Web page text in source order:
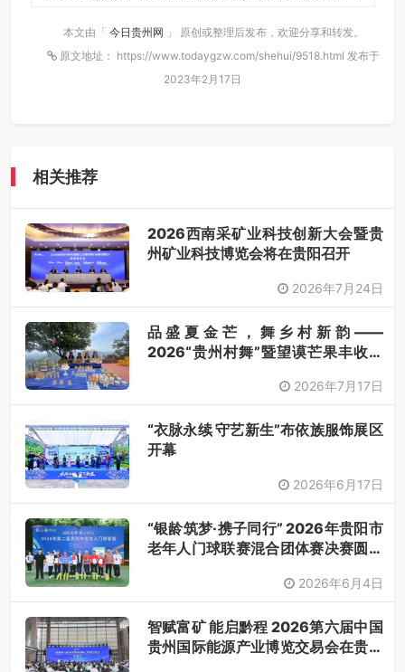
本文由「 今日贵州网 」 原创或整理后发布，欢迎分享和转发。
原文地址： https://www.todaygzw.com/shehui/9518.html 发布于
2023年2月17日
相关推荐
2026西南采矿业科技创新大会暨贵
州矿业科技博览会将在贵阳召开
2026年7月24日
品盛夏金芒，舞乡村新韵——
2026“贵州村舞”暨望谟芒果丰收季
2026年7月17日
“衣脉永续 守艺新生”布依族服饰展区
开幕
2026年6月17日
“银龄筑梦·携子同行” 2026年贵阳市
老年人门球联赛混合团体赛决赛圆满
2026年6月4日
智赋富矿 能启黔程 2026第六届中国
贵州国际能源产业博览交易会在贵阳